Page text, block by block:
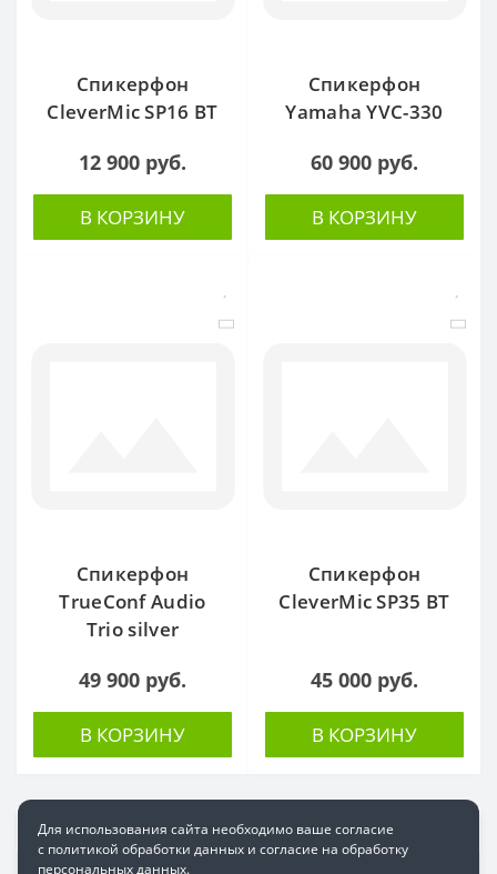
Спикерфон
CleverMic SP16 BT
12 900 руб.
В КОРЗИНУ
Спикерфон
Yamaha YVC-330
60 900 руб.
В КОРЗИНУ
Спикерфон
TrueConf Audio
Trio silver
49 900 руб.
В КОРЗИНУ
Спикерфон
CleverMic SP35 BT
45 000 руб.
В КОРЗИНУ
Для использования сайта необходимо ваше согласие
с политикой обработки данных и согласие на обработку
персональных данных.